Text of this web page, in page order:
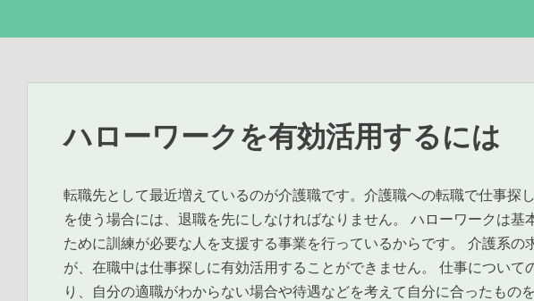
ハローワークを有効活用するには
転職先として最近増えているのが介護職です。介護職への転職で仕事探
を使う場合には、退職を先にしなければなりません。 ハローワークは基
ために訓練が必要な人を支援する事業を行っているからです。 介護系の
が、在職中は仕事探しに有効活用することができません。 仕事について
り、自分の適職がわからない場合や待遇などを考えて自分に合ったもの